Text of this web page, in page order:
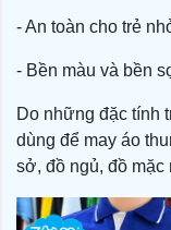
- An toàn cho trẻ
- Bền màu và bền
Do những đặc tính
dùng để may áo
sở, đồ ngủ, đồ mặc